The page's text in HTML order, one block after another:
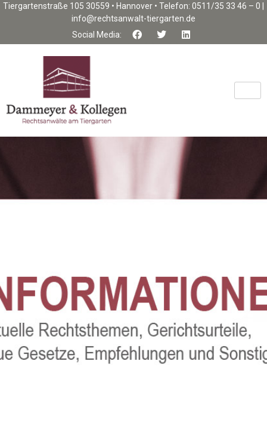
Tiergartenstraße 105 30559 • Hannover • Telefon: 0511/35 33 46 – 0 |
info@rechtsanwalt-tiergarten.de
Social Media: